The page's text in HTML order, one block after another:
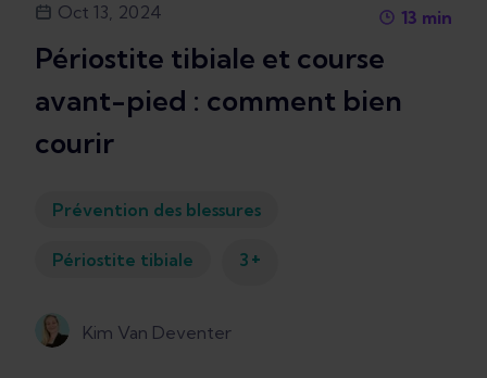
Oct 13, 2024 13 min
Périostite tibiale et course
avant-pied : comment bien
courir
Prévention des blessures
Périostite tibiale 3 +
Kim Van Deventer